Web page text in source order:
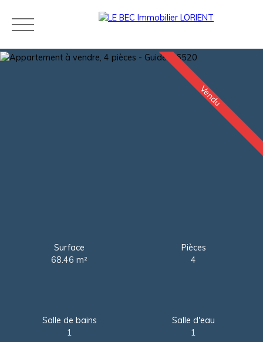
Vendu
Surface
68.46m²
Pièces
4
Salle de bains
1
Salle d'eau
1